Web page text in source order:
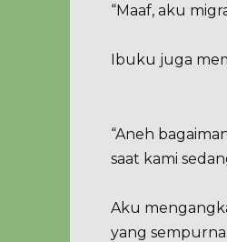
“Maaf, aku
Ibuku juga
“Aneh
saat kami
Aku
yang sempurna.